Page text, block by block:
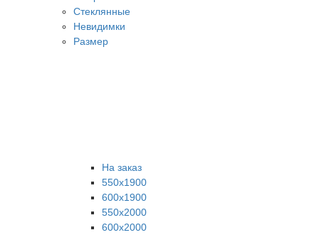
Стеклянные
Невидимки
Размер
На заказ
550х1900
600х1900
550х2000
600х2000